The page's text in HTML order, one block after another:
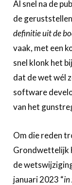
Al snel na de
de
definitie uit de
vaak, met een
snel klonk het
dat de wet wél
software
van het
Om die reden
Grondwettelijk
de
januari 2023 “in